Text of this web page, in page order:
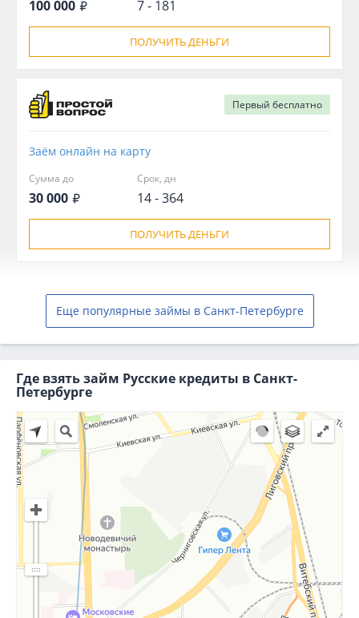
100 000 7 - 181
ПОЛУЧИТЬ ДЕНЬГИ
Первый бесплатно
Заём онлайн на карту
Сумма до
30 000
Срок, дн
14 - 364
ПОЛУЧИТЬ ДЕНЬГИ
Еще популярные займы в Санкт-Петербурге
Где взять займ Русские кредиты в Санкт-
Петербурге